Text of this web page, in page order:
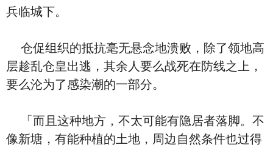
兵临城下。
仓促组织的抵抗毫无悬念地溃败，除了领地高
层趁乱仓皇出逃，其余人要么战死在防线之上，
要么沦为了感染潮的一部分。
「而且这种地方，不太可能有隐居者落脚。不
像新塘，有能种植的土地，周边自然条件也过得